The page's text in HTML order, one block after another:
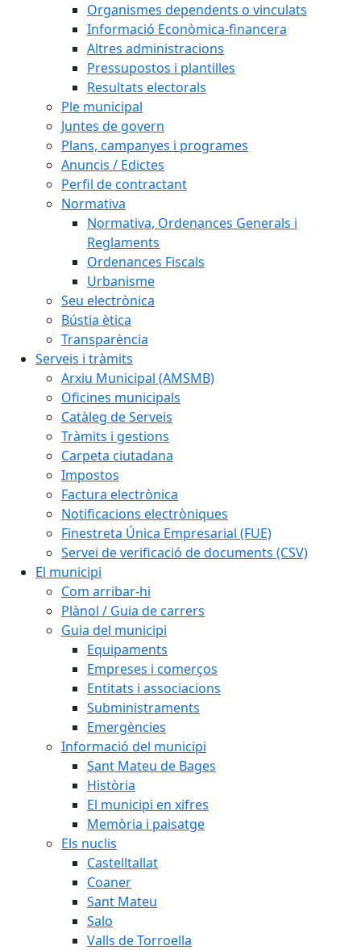
Organismes dependents o vinculats
Informació Econòmica-financera
Altres administracions
Pressupostos i plantilles
Resultats electorals
Ple municipal
Juntes de govern
Plans, campanyes i programes
Anuncis / Edictes
Perfil de contractant
Normativa
Normativa, Ordenances Generals i
Reglaments
Ordenances Fiscals
Urbanisme
Seu electrònica
Bústia ètica
Transparència
Serveis i tràmits
Arxiu Municipal (AMSMB)
Oficines municipals
Catàleg de Serveis
Tràmits i gestions
Carpeta ciutadana
Impostos
Factura electrònica
Notificacions electròniques
Finestreta Única Empresarial (FUE)
Servei de verificació de documents (CSV)
El municipi
Com arribar-hi
Plànol / Guia de carrers
Guia del municipi
Equipaments
Empreses i comerços
Entitats i associacions
Subministraments
Emergències
Informació del municipi
Sant Mateu de Bages
Història
El municipi en xifres
Memòria i paisatge
Els nuclis
Castelltallat
Coaner
Sant Mateu
Salo
Valls de Torroella